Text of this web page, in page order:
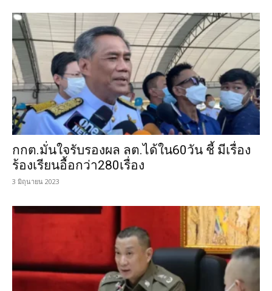
กกต.มั่นใจรับรองผล ลต.ได้ใน60วัน ชี้ มีเรื่อง
ร้องเรียนอื้อกว่า280เรื่อง
3 มิถุนายน 2023